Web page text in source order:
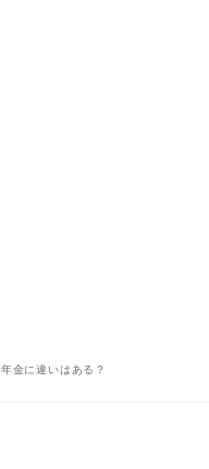
金に違いはある？